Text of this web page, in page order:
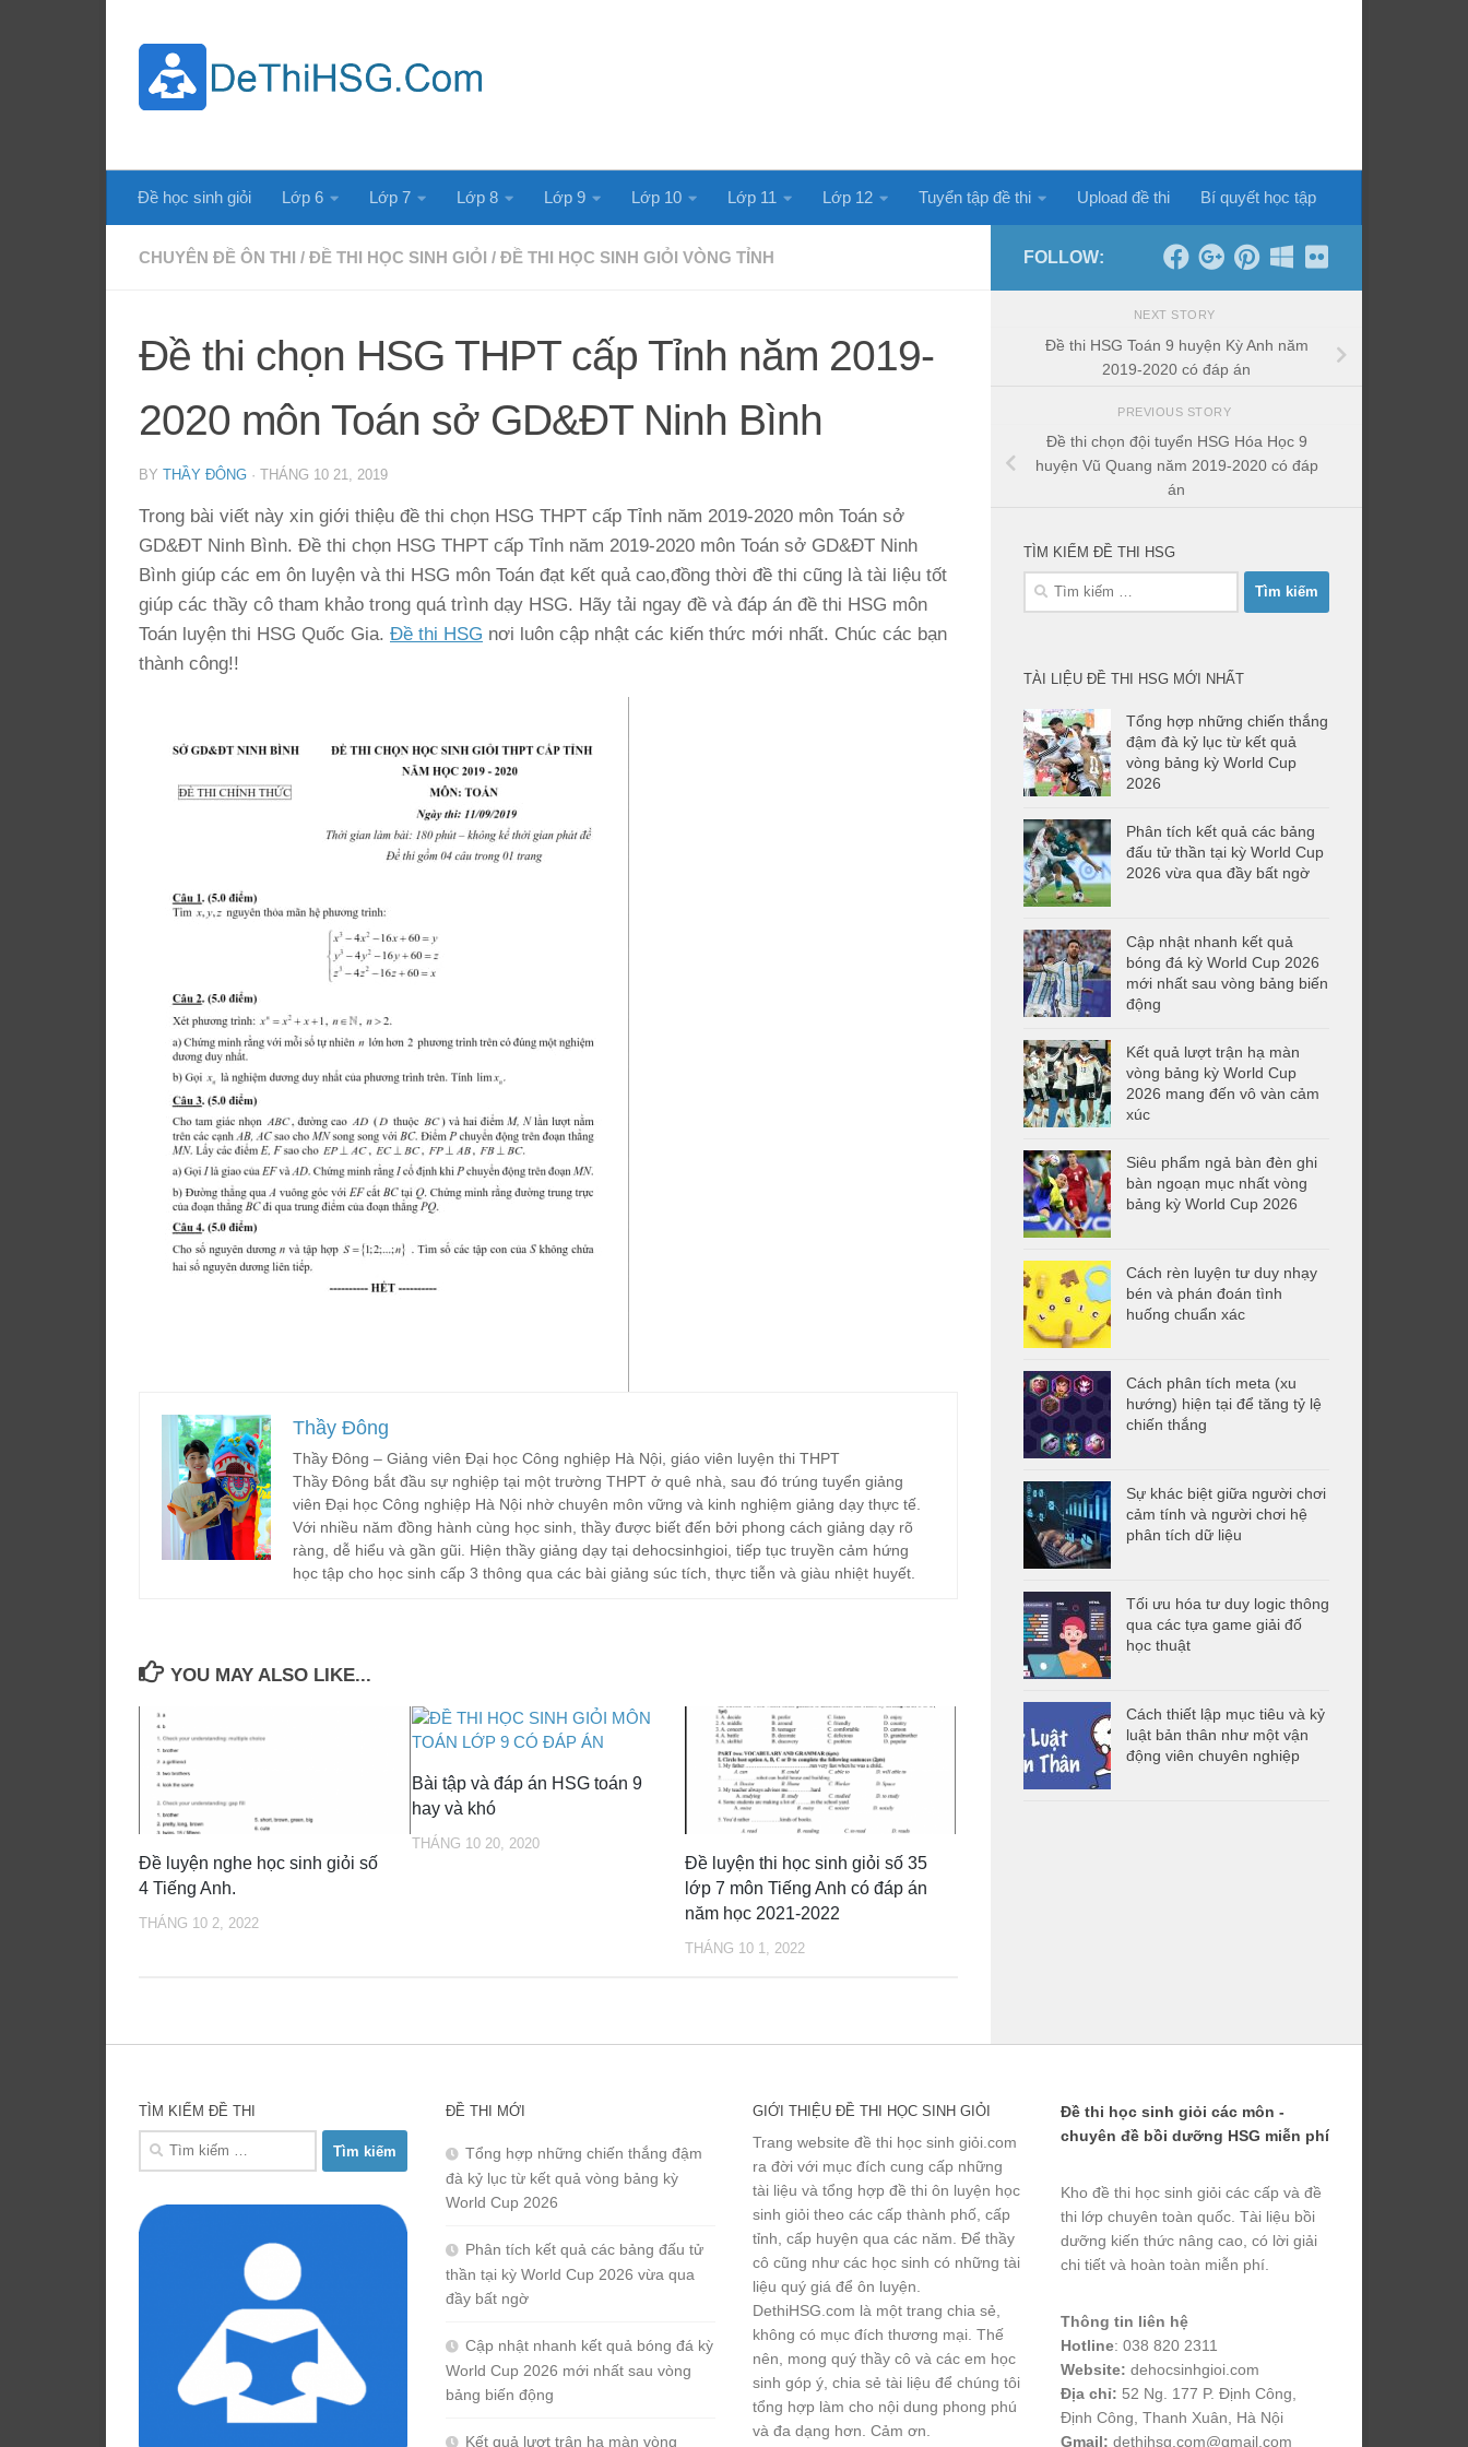
Đề học sinh giỏi Lớp 6 Lớp 7 Lớp 8 Lớp 9 Lớp 10 Lớp 11 Lớp 12 Tuyển tập đề thi Upload đề thi Bí quyết học tập
CHUYÊN ĐỀ ÔN THI / ĐỀ THI HỌC SINH GIỎI / ĐỀ THI HỌC SINH GIỎI VÒNG TỈNH
Đề thi chọn HSG THPT cấp Tỉnh năm 2019-
2020 môn Toán sở GD&ĐT Ninh Bình
BY THẦY ĐÔNG · THÁNG 10 21, 2019
Trong bài viết này xin giới thiệu đề thi chọn HSG THPT cấp Tỉnh năm 2019-2020 môn Toán sở
GD&ĐT Ninh Bình. Đề thi chọn HSG THPT cấp Tỉnh năm 2019-2020 môn Toán sở GD&ĐT Ninh
Bình giúp các em ôn luyện và thi HSG môn Toán đạt kết quả cao,đồng thời đề thi cũng là tài liệu tốt
giúp các thầy cô tham khảo trong quá trình dạy HSG. Hãy tải ngay đề và đáp án đề thi HSG môn
Toán luyện thi HSG Quốc Gia. Đề thi HSG nơi luôn cập nhật các kiến thức mới nhất. Chúc các bạn
thành công!!
Thầy Đông
Thầy Đông – Giảng viên Đại học Công nghiệp Hà Nội, giáo viên luyện thi THPT
Thầy Đông bắt đầu sự nghiệp tại một trường THPT ở quê nhà, sau đó trúng tuyển giảng
viên Đại học Công nghiệp Hà Nội nhờ chuyên môn vững và kinh nghiệm giảng dạy thực tế.
Với nhiều năm đồng hành cùng học sinh, thầy được biết đến bởi phong cách giảng dạy rõ
ràng, dễ hiểu và gần gũi. Hiện thầy giảng dạy tại dehocsinhgioi, tiếp tục truyền cảm hứng
học tập cho học sinh cấp 3 thông qua các bài giảng súc tích, thực tiễn và giàu nhiệt huyết.
YOU MAY ALSO LIKE...
Đề luyện nghe học sinh giỏi số
4 Tiếng Anh.
THÁNG 10 2, 2022
Bài tập và đáp án HSG toán 9
hay và khó
THÁNG 10 20, 2020
Đề luyện thi học sinh giỏi số 35
lớp 7 môn Tiếng Anh có đáp án
năm học 2021-2022
THÁNG 10 1, 2022
FOLLOW:
NEXT STORY
Đề thi HSG Toán 9 huyện Kỳ Anh năm
2019-2020 có đáp án
PREVIOUS STORY
Đề thi chọn đội tuyển HSG Hóa Học 9
huyện Vũ Quang năm 2019-2020 có đáp
án
TÌM KIẾM ĐỀ THI HSG
Tìm
TÀI LIỆU ĐỀ THI HSG MỚI NHẤT
Tổng hợp những chiến thắng
đậm đà kỷ lục từ kết quả
vòng bảng kỳ World Cup
2026
Phân tích kết quả các bảng
đấu tử thần tại kỳ World Cup
2026 vừa qua đầy bất ngờ
Cập nhật nhanh kết quả
bóng đá kỳ World Cup 2026
mới nhất sau vòng bảng biến
động
Kết quả lượt trận hạ màn
vòng bảng kỳ World Cup
2026 mang đến vô vàn cảm
xúc
Siêu phẩm ngả bàn đèn ghi
bàn ngoạn mục nhất vòng
bảng kỳ World Cup 2026
Cách rèn luyện tư duy nhạy
bén và phán đoán tình
huống chuẩn xác
Cách phân tích meta (xu
hướng) hiện tại để tăng tỷ lệ
chiến thắng
Sự khác biệt giữa người chơi
cảm tính và người chơi hệ
phân tích dữ liệu
Tối ưu hóa tư duy logic thông
qua các tựa game giải đố
học thuật
Cách thiết lập mục tiêu và kỷ
luật bản thân như một vận
động viên chuyên nghiệp
TÌM KIẾM ĐỀ THI
Tìm
ĐỀ THI MỚI
Tổng hợp những chiến thắng đậm
đà kỷ lục từ kết quả vòng bảng kỳ
World Cup 2026
Phân tích kết quả các bảng đấu tử
thần tại kỳ World Cup 2026 vừa qua
đầy bất ngờ
Cập nhật nhanh kết quả bóng đá kỳ
World Cup 2026 mới nhất sau vòng
bảng biến động
Kết quả lượt trận hạ màn vòng
GIỚI THIỆU ĐỀ THI HỌC SINH GIỎI
Trang website đề thi học sinh giỏi.com
ra đời với mục đích cung cấp những
tài liệu và tổng hợp đề thi ôn luyện học
sinh giỏi theo các cấp thành phố, cấp
tỉnh, cấp huyện qua các năm. Để thầy
cô cũng như các học sinh có những tài
liệu quý giá để ôn luyện.
DethiHSG.com là một trang chia sẻ,
không có mục đích thương mại. Thế
nên, mong quý thầy cô và các em học
sinh góp ý, chia sẻ tài liệu để chúng tôi
tổng hợp làm cho nội dung phong phú
và đa dạng hơn. Cảm ơn.
Đề thi học sinh giỏi các môn -
chuyên đề bồi dưỡng HSG miễn phí
Kho đề thi học sinh giỏi các cấp và đề
thi lớp chuyên toàn quốc. Tài liệu bồi
dưỡng kiến thức nâng cao, có lời giải
chi tiết và hoàn toàn miễn phí.
Thông tin liên hệ
Hotline: 038 820 2311
Website: dehocsinhgioi.com
Địa chỉ: 52 Ng. 177 P. Định Công,
Định Công, Thanh Xuân, Hà Nội
Gmail: dethihsg.com@gmail.com